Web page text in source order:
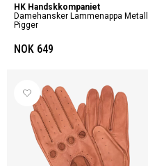
Damehansker Lammenappa Metall
Pigger
HK Handskkompaniet
NOK 649